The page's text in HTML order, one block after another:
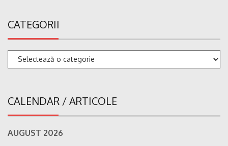
CATEGORII
Categorii
CALENDAR / ARTICOLE
AUGUST 2026